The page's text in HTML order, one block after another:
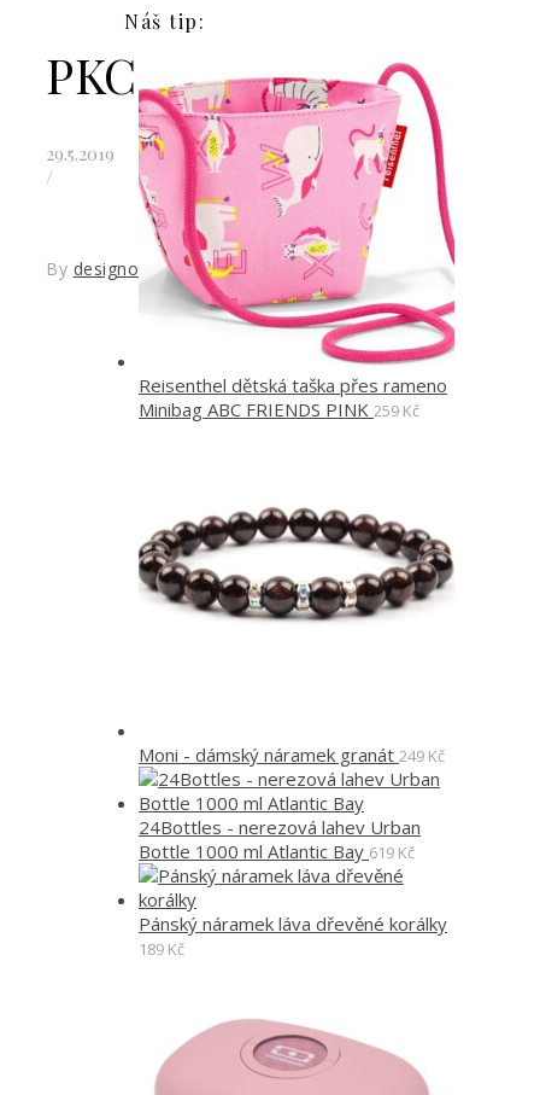
PKC01
29.5.2019
/
By designoved
Náš tip:
Reisenthel dětská taška přes rameno
Minibag ABC FRIENDS PINK 259 Kč
Moni - dámský náramek granát 249 Kč
24Bottles - nerezová lahev Urban
Bottle 1000 ml Atlantic Bay 619 Kč
Pánský náramek láva dřevěné korálky
189 Kč